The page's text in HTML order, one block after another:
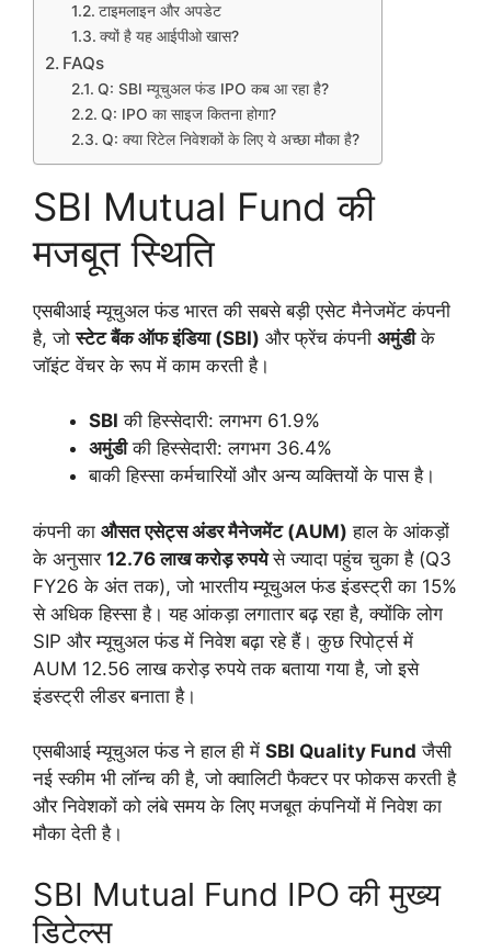
टाइमलाइन और अपडेट
क्यों है यह आईपीओ खास?
FAQs
Q: SBI म्यूचुअल फंड IPO कब आ रहा है?
Q: IPO का साइज कितना होगा?
Q: क्या रिटेल निवेशकों के लिए ये अच्छा मौका है?
SBI Mutual Fund की
मजबूत स्थिति
एसबीआई म्यूचुअल फंड भारत की सबसे बड़ी एसेट मैनेजमेंट कंपनी
है, जोस्टेट बैंक ऑफ इंडिया (SBI) और फ्रेंच कंपनी अमुंडीके
जॉइंट वेंचर के रूप में काम करती है।
SBI की हिस्सेदारी: लगभग 61.9%
अमुंडीकी हिस्सेदारी: लगभग 36.4%
बाकी हिस्सा कर्मचारियों और अन्य व्यक्तियों के पास है।
कंपनी का औसत एसेट्स अंडर मैनेजमेंट (AUM) हाल के आंकड़ों
के अनुसार 12.76 लाख करोड़ रुपयेसे ज्यादा पहुंच चुका है (Q3
FY26 के अंत तक), जो भारतीय म्यूचुअल फंड इंडस्ट्री का 15%
से अधिक हिस्सा है। यह आंकड़ा लगातार बढ़ रहा है, क्योंकि लोग
SIP और म्यूचुअल फंड में निवेश बढ़ा रहे हैं। कुछ रिपोर्ट्स में
AUM 12.56 लाख करोड़ रुपये तक बताया गया है, जो इसे
इंडस्ट्री लीडर बनाता है।
एसबीआई म्यूचुअल फंड ने हाल ही में SBI Quality Fund जैसी
नई स्कीम भी लॉन्च की है, जो क्वालिटी फैक्टर पर फोकस करती है
और निवेशकों को लंबे समय के लिए मजबूत कंपनियों में निवेश का
मौका देती है।
SBI Mutual Fund IPO की मुख्य
डिटेल्स